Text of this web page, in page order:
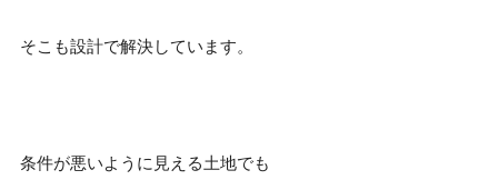
そこも設計で解決しています。
条件が悪いように見える土地でも